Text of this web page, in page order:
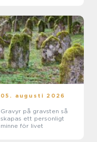
05. augusti 2026
Gravyr på gravsten så
skapas ett personligt
minne för livet